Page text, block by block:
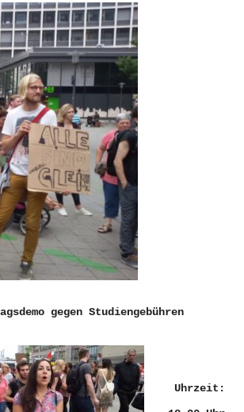
gegen Studiengebühren